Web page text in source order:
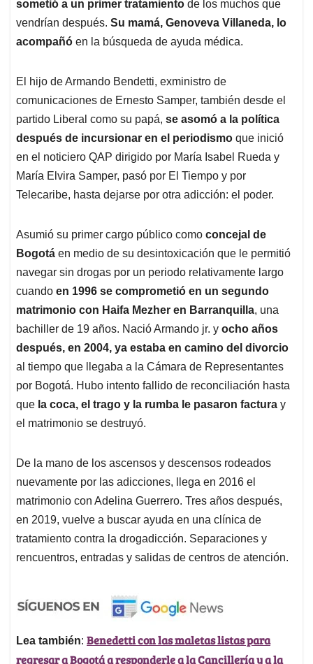
sometió a un primer tratamiento de los muchos que
vendrían después. Su mamá, Genoveva Villaneda, lo
acompañó en la búsqueda de ayuda médica.
El hijo de Armando Bendetti, exministro de
comunicaciones de Ernesto Samper, también desde el
partido Liberal como su papá, se asomó a la política
después de incursionar en el periodismo que inició
en el noticiero QAP dirigido por María Isabel Rueda y
María Elvira Samper, pasó por El Tiempo y por
Telecaribe, hasta dejarse por otra adicción: el poder.
Asumió su primer cargo público como concejal de
Bogotá en medio de su desintoxicación que le permitió
navegar sin drogas por un periodo relativamente largo
cuando en 1996 se comprometió en un segundo
matrimonio con Haifa Mezher en Barranquilla, una
bachiller de 19 años. Nació Armando jr. y ocho años
después, en 2004, ya estaba en camino del divorcio
al tiempo que llegaba a la Cámara de Representantes
por Bogotá. Hubo intento fallido de reconciliación hasta
que la coca, el trago y la rumba le pasaron factura y
el matrimonio se destruyó.
De la mano de los ascensos y descensos rodeados
nuevamente por las adicciones, llega en 2016 el
matrimonio con Adelina Guerrero. Tres años después,
en 2019, vuelve a buscar ayuda en una clínica de
tratamiento contra la drogadicción. Separaciones y
rencuentros, entradas y salidas de centros de atención.
Lea también: Benedetti con las maletas listas para
regresar a Bogotá a responderle a la Cancillería y a la